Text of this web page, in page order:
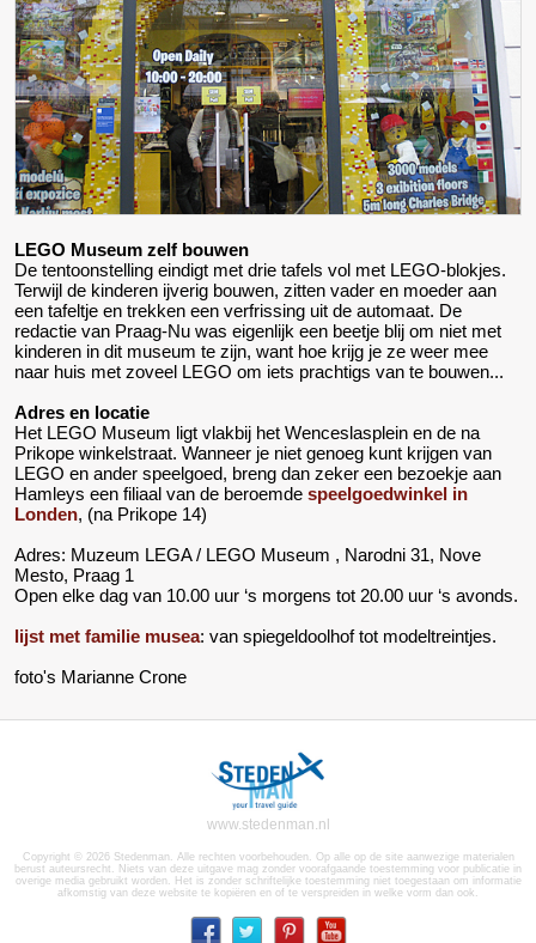
LEGO Museum zelf bouwen
De tentoonstelling eindigt met drie tafels vol met LEGO-blokjes.
Terwijl de kinderen ijverig bouwen, zitten vader en moeder aan
een tafeltje en trekken een verfrissing uit de automaat. De
redactie van Praag-Nu was eigenlijk een beetje blij om niet met
kinderen in dit museum te zijn, want hoe krijg je ze weer mee
naar huis met zoveel LEGO om iets prachtigs van te bouwen...
Adres en locatie
Het LEGO Museum ligt vlakbij het Wenceslasplein en de na
Prikope winkelstraat. Wanneer je niet genoeg kunt krijgen van
LEGO en ander speelgoed, breng dan zeker een bezoekje aan
Hamleys een filiaal van de beroemde speelgoedwinkel in
Londen, (na Prikope 14)
Adres: Muzeum LEGA / LEGO Museum , Narodni 31, Nove
Mesto, Praag 1
Open elke dag van 10.00 uur ‘s morgens tot 20.00 uur ‘s avonds.
lijst met familie musea: van spiegeldoolhof tot modeltreintjes.
foto's Marianne Crone
www.stedenman.nl
Copyright © 2026 Stedenman. Alle rechten voorbehouden. Op alle op de site aanwezige materialen
berust auteursrecht. Niets van deze uitgave mag zonder voorafgaande toestemming voor publicatie in
overige media gebruikt worden. Het is zonder schriftelijke toestemming niet toegestaan om informatie
afkomstig van deze website te kopiëren en of te verspreiden in welke vorm dan ook.